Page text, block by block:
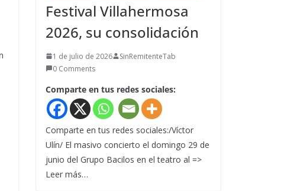
Festival Villahermosa
2026, su consolidación
1 de julio de 2026
SinRemitenteTab
0 Comments
Comparte en tus redes sociales:
Comparte en tus redes sociales:/Víctor
Ulín/ El masivo concierto el domingo 29 de
junio del Grupo Bacilos en el teatro al =>
Leer más…